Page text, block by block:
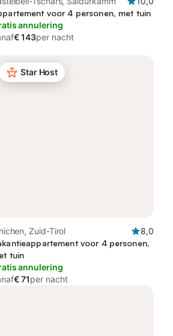
voor 4 personen, met tuin
annulering
€ 143per nacht
Star Host
Zuid-Tirol
8,0
voor 4 personen,
tuin
annulering
€ 71per nacht